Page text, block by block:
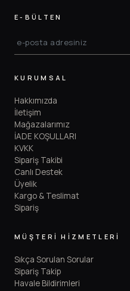
E-BÜLTEN
KURUMSAL
Hakkımızda
İletişim
Mağazalarımız
İADE KOŞULLARI
KVKK
Sipariş Takibi
Canlı Destek
Üyelik
Kargo & Teslimat
Sipariş
MÜŞTERİ HİZMETLERİ
Sıkça Sorulan Sorular
Sipariş Takip
Havale Bildirimleri